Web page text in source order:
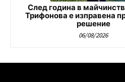
След година в
Трифонова е изправена
решение
06/08/2026